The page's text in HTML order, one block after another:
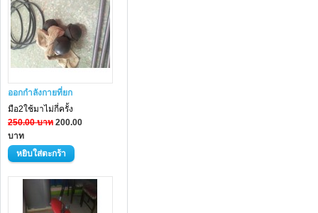
ออกกำลังกายที่ยก
มือ2ใช้มาไม่กี่ครั้ง
250.00 บาท 200.00
บาท